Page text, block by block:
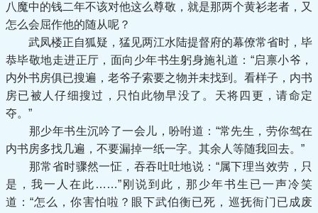
八魔中的钱二年不该对他这么尊敬，就是那两个黄衫老者，又
怎么会屈作他的随从呢？
武凤楼正自狐疑，猛见两江水陆提督府的幕僚常省时，毕
恭毕敬地走进正厅，面向少年书生躬身施礼道：“启禀小爷，
内外书房俱已搜遍，老爷子索要之物并未找到。看样子，内书
房已被人仔细搜过，只怕此物早没了。天将四更，请命定
夺。”
那少年书生沉吟了一会儿，吩咐道：“常先生，劳你驾在
内书房多找几遍，不要漏掉一纸一字。其余人等随我回去。”
那常省时骤然一怔，吞吞吐吐地说：“属下理当效劳，只
是，我一人在此……”刚说到此，那少年书生已一声冷笑
道：“怎么，你害怕啦？眼下武伯衡已死，巡抚衙门已成废